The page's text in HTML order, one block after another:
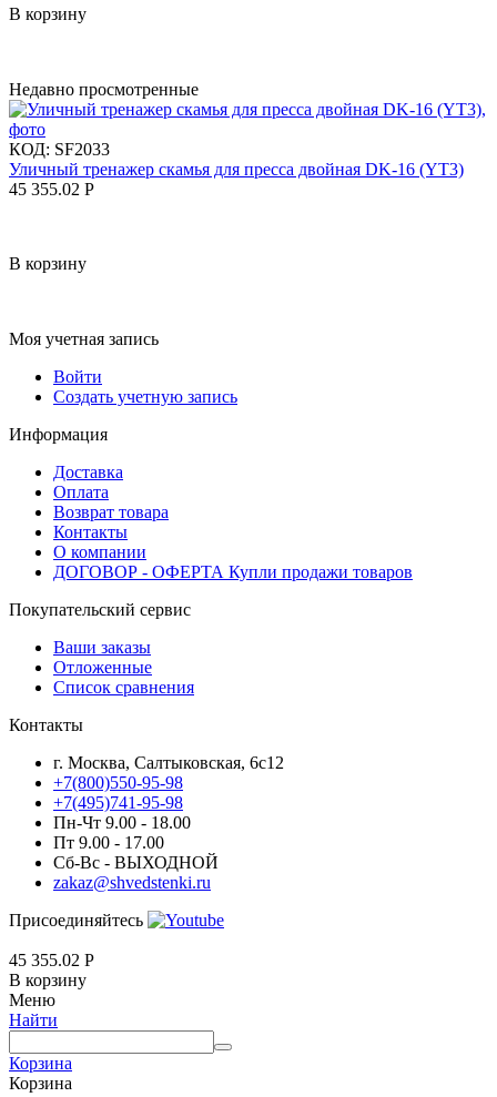
В корзину
Недавно просмотренные
КОД: SF2033
Уличный тренажер скамья для пресса двойная DK-16 (YT3)
45 355.02 Р
В корзину
Моя учетная запись
Войти
Создать учетную запись
Информация
Доставка
Оплата
Возврат товара
Контакты
О компании
ДОГОВОР - ОФЕРТА Купли продажи товаров
Покупательский сервис
Ваши заказы
Отложенные
Список сравнения
Контакты
г. Москва, Салтыковская, 6с12
+7(800)550-95-98
+7(495)741-95-98
Пн-Чт 9.00 - 18.00
Пт 9.00 - 17.00
Сб-Вс - ВЫХОДНОЙ
zakaz@shvedstenki.ru
Присоединяйтесь
45 355.02 Р
В корзину
Меню
Найти
Корзина
Корзина